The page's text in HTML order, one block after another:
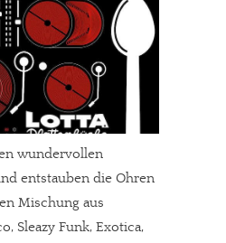
wundervollen
entstauben die Ohren
Mischung aus
Sleazy Funk, Exotica,